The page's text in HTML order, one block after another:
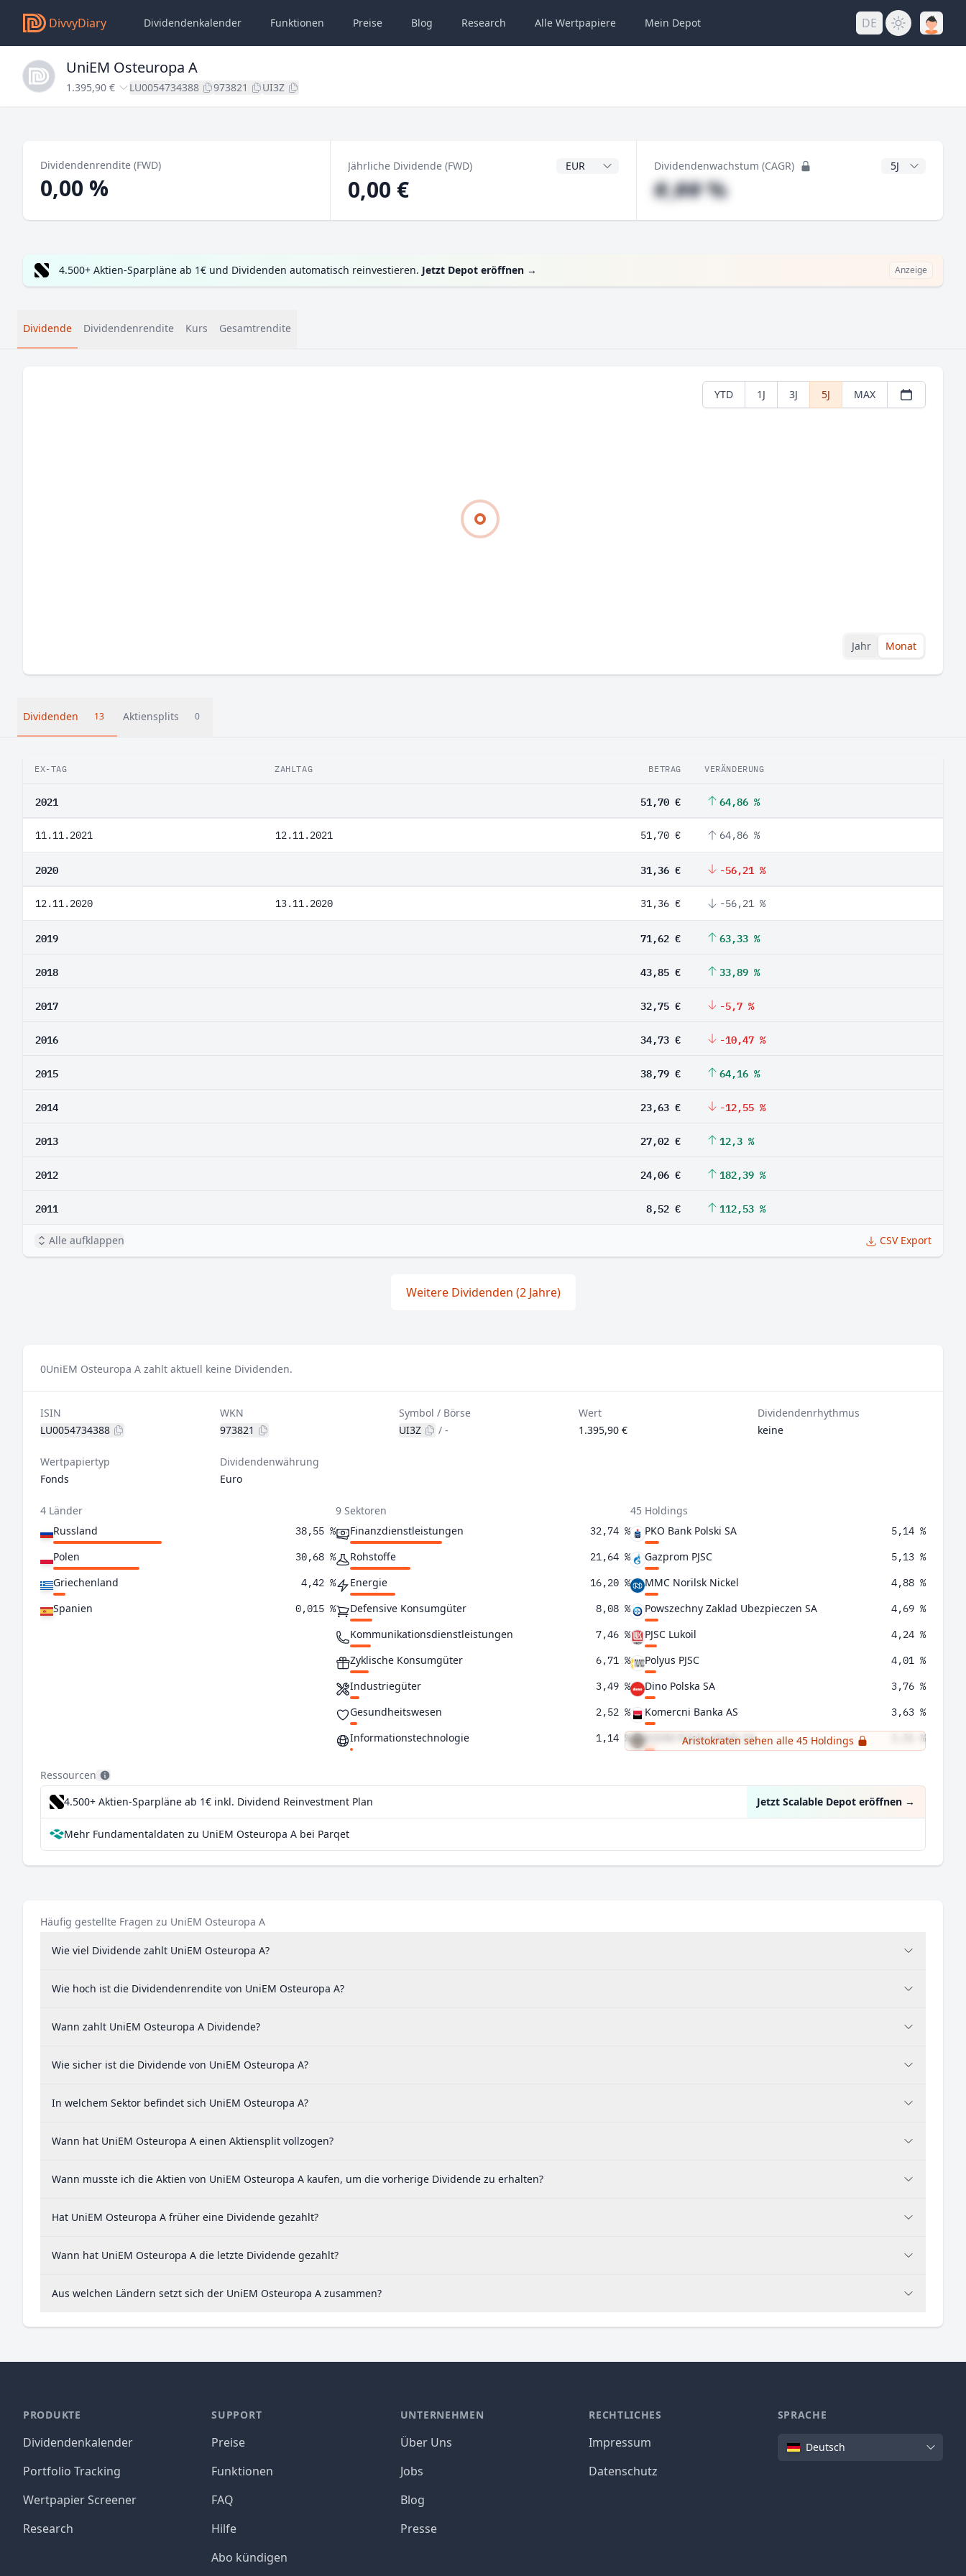
DivvyDiary Dividendenkalender Funktionen Preise Blog Research Alle Wertpapiere Mein Depot DE
UniEM Osteuropa A
1.395,90 € LU0054734388 973821 UI3Z
Dividendenrendite (FWD)
0,00 %
Jährliche Dividende (FWD) Dividendenwährung
0,00 €
Dividendenwachstum (CAGR) CAGR Jahre
#,## %
4.500+ Aktien-Sparpläne ab 1€ und Dividenden automatisch reinvestieren. Jetzt Depot eröffnen → Anzeige
Dividende Dividendenrendite Kurs Gesamtrendite
YTD 1J 3J 5J MAX
Jahr Monat
Dividenden 13 Aktiensplits 0
EX-TAG ZAHLTAG BETRAG VERÄNDERUNG
2021 51,70 € 64,86 %
11.11.2021 12.11.2021 51,70 € 64,86 %
2020 31,36 € -56,21 %
12.11.2020 13.11.2020 31,36 € -56,21 %
2019 71,62 € 63,33 %
2018 43,85 € 33,89 %
2017 32,75 € -5,7 %
2016 34,73 € -10,47 %
2015 38,79 € 64,16 %
2014 23,63 € -12,55 %
2013 27,02 € 12,3 %
2012 24,06 € 182,39 %
2011 8,52 € 112,53 %
Alle aufklappen CSV Export
Weitere Dividenden (2 Jahre)
0UniEM Osteuropa A zahlt aktuell keine Dividenden.
ISIN
LU0054734388
WKN
973821
Symbol / Börse
UI3Z
/-
Wert
1.395,90 €
Dividendenrhythmus
keine
Wertpapiertyp
Fonds
Dividendenwährung
Euro
4 Länder
Russland
38,55 %
Polen 30,68 %
Griechenland 4,42 %
Spanien 0,015 %
9 Sektoren
Finanzdienstleistungen
32,74 %
Rohstoffe 21,64 %
Energie 16,20 %
Defensive Konsumgüter 8,08 %
Kommunikationsdienstleistungen 7,46 %
Zyklische Konsumgüter 6,71 %
Industriegüter 3,49 %
Gesundheitswesen 2,52 %
Informationstechnologie 1,14 %
45 Holdings
PKO Bank Polski SA
5,14 %
Gazprom PJSC 5,13 %
MMC Norilsk Nickel 4,88 %
Powszechny Zaklad Ubezpieczen SA 4,69 %
PJSC Lukoil 4,24 %
Polyus PJSC 4,01 %
Dino Polska SA 3,76 %
Komercni Banka AS 3,63 %
KGHM Polska Miedz SA 3,51 %
Aristokraten sehen alle 45 Holdings
Ressourcen
4.500+ Aktien-Sparpläne ab 1€ inkl. Dividend Reinvestment Plan Jetzt Scalable Depot eröffnen →
Mehr Fundamentaldaten zu UniEM Osteuropa A bei Parqet
Häufig gestellte Fragen zu UniEM Osteuropa A
Wie viel Dividende zahlt UniEM Osteuropa A?
Wie hoch ist die Dividendenrendite von UniEM Osteuropa A?
Wann zahlt UniEM Osteuropa A Dividende?
Wie sicher ist die Dividende von UniEM Osteuropa A?
In welchem Sektor befindet sich UniEM Osteuropa A?
Wann hat UniEM Osteuropa A einen Aktiensplit vollzogen?
Wann musste ich die Aktien von UniEM Osteuropa A kaufen, um die vorherige Dividende zu erhalten?
Hat UniEM Osteuropa A früher eine Dividende gezahlt?
Wann hat UniEM Osteuropa A die letzte Dividende gezahlt?
Aus welchen Ländern setzt sich der UniEM Osteuropa A zusammen?
PRODUKTE
Dividendenkalender
Portfolio Tracking
Wertpapier Screener
Research
SUPPORT
Preise
Funktionen
FAQ
Hilfe
Abo kündigen
UNTERNEHMEN
Über Uns
Jobs
Blog
Presse
RECHTLICHES
Impressum
Datenschutz
SPRACHE
SpracheDeutsch